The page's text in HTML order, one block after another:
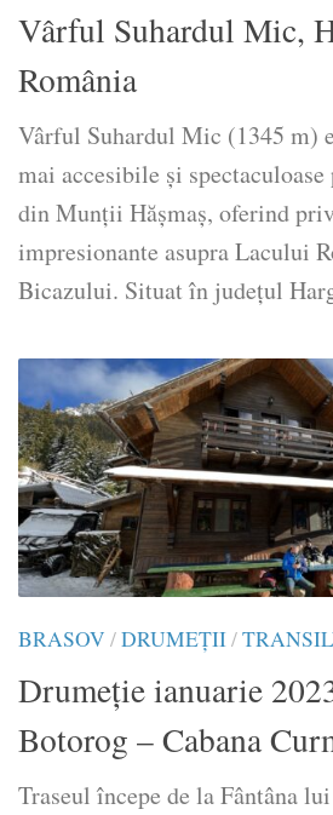
Vârful Suhardul Mic,
România
Vârful Suhardul Mic (1345 m)
mai accesibile și spectaculoase
din Munții Hășmaș, oferind
impresionante asupra Lacului
Bicazului. Situat în județul
BRASOV /DRUMEŢII/
Drumeție ianuarie
Botorog – Cabana
Traseul începe de la Fântâna